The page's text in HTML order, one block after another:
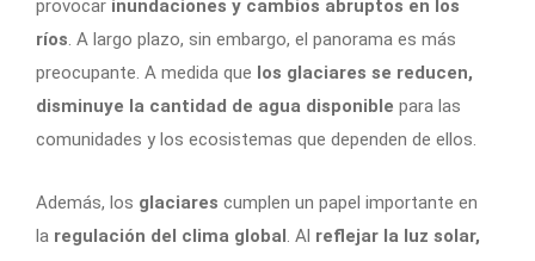
provocar inundaciones y cambios abruptos en los
ríos. A largo plazo, sin embargo, el panorama es más
preocupante. A medida que los glaciares se reducen,
disminuye la cantidad de agua disponible para las
comunidades y los ecosistemas que dependen de ellos.
Además, los glaciares cumplen un papel importante en
la regulación del clima global. Al reflejar la luz solar,